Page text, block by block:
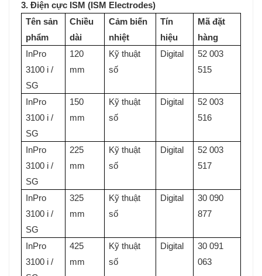
3. Điện cực ISM (ISM Electrodes)
Tên sản
phẩm
Chiều
dài
Cảm biến
nhiệt
Tín
hiệu
Mã đặt
hàng
InPro
3100 i /
SG
120
mm
Kỹ thuật
số
Digital
52 003
515
InPro
3100 i /
SG
150
mm
Kỹ thuật
số
Digital
52 003
516
InPro
3100 i /
SG
225
mm
Kỹ thuật
số
Digital
52 003
517
InPro
3100 i /
SG
325
mm
Kỹ thuật
số
Digital
30 090
877
InPro
3100 i /
425
mm
Kỹ thuật
số
Digital
30 091
063